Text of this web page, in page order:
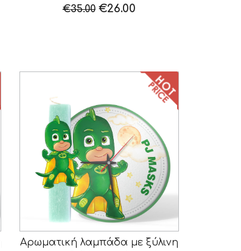
€35.00 Original
€26.00Η
Αρωματική λαμπάδα με ξύλινη